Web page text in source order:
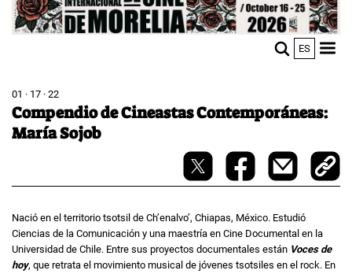
ES
01 · 17 · 22
Compendio de Cineastas Contemporáneas:
María Sojob
Nació en el territorio tsotsil de Ch’enalvo’, Chiapas, México. Estudió
Ciencias de la Comunicación y una maestría en Cine Documental en la
Universidad de Chile. Entre sus proyectos documentales están Voces de
hoy, que retrata el movimiento musical de jóvenes tsotsiles en el rock. En